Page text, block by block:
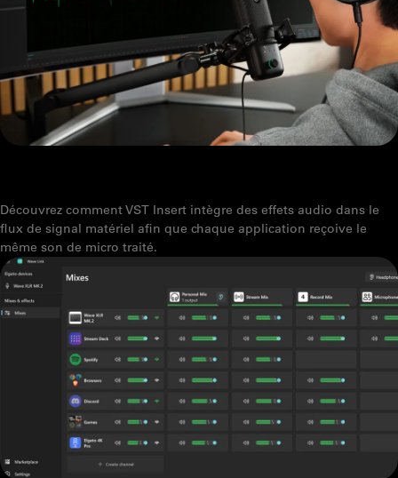
Découvrez comment VST Insert intègre des effets audio dans le
flux de signal matériel afin que chaque application reçoive le
même son de micro traité.